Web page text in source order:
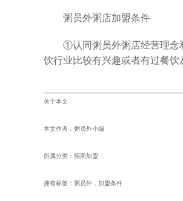
粥员外粥店加盟条件
①认同粥员外粥店经营理念和
饮行业比较有兴趣或者有过餐
关于本文
本文作者：粥员外小编
所属分类：招商加盟
拥有标签：粥员外，加盟条件